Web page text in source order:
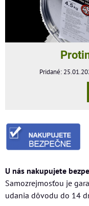
Pridané:
U nás nakupujete
Samozrejmosťou je
udania dôvodu do 14